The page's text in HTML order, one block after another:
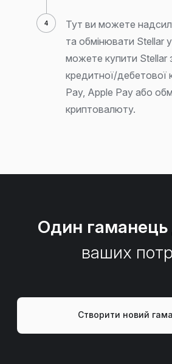
Тут ви можете
та обмінювати Stellar
можете купити Stellar
кредитної/дебетової
Pay, Apple Pay або
криптовалюту.
Один гаманець
ваших
Створити новий